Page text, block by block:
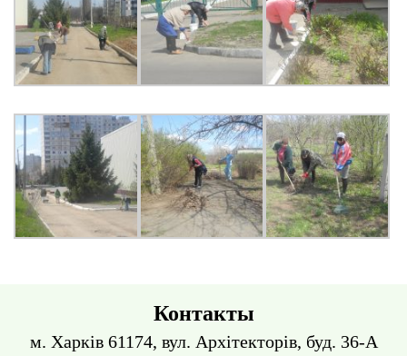
Контакты
м. Харків 61174, вул. Архітекторів, буд. 36-А